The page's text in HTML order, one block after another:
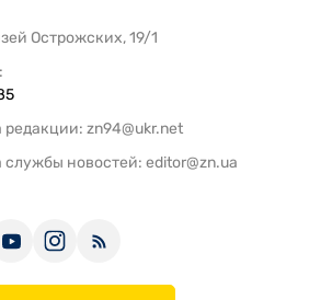
Острожских, 19/1
редакции: zn94@ukr.net
службы новостей: editor@zn.ua